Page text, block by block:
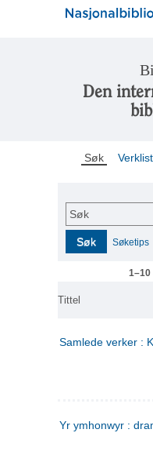
Den
Søk
Søk
Søk Søketips
1–10
Tittel
Samlede verker :
Yr ymhonwyr :